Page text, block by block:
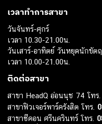
เวลาทำการสาขา
วันจันทร์-ศุกร์
เวลา 10.30-21.00น.
วันเสาร์-อาทิตย์ วันหยุดนักขัต
เวลา 10.00-21.00น.
ติดต่อสาขา
สาขา HeadQ อ่อนนุช 74 โทร.
สาขาฟิวเจอร์พาร์ครังสิต โทร.
สาขาซีคอน ศรีนครินทร์ โทร.